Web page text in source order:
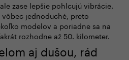
zase lepšie pohlcujú vibrácie.
jednoduché, preto
modelov a poriadne sa na
rozhodne až 50. kilometer.
aj dušou, rád